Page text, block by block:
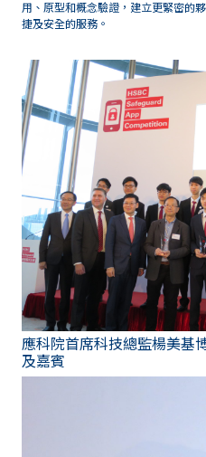
用、原型和概念驗證，建立更緊密的
捷及安全的服務。
應科院首席科技總監楊美基
及嘉賓